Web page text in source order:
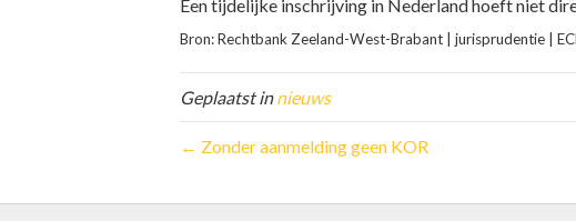
Een tijdelijke inschrijving in Nederland hoeft niet
Bron: Rechtbank Zeeland-West-Brabant | jurisprudentie |
Geplaatst innieuws
← Zonder aanmelding geen KOR